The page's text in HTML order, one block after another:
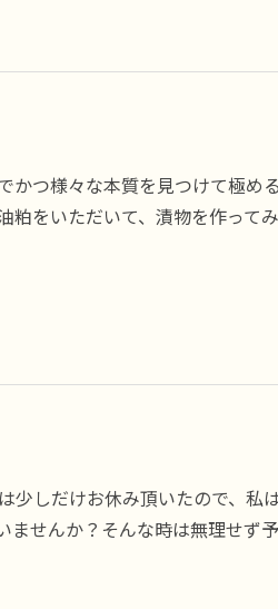
かつ様々な本質を見つけて極め
をいただいて、漬物を作って
しだけお休み頂いたので、私
せんか？そんな時は無理せず予